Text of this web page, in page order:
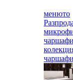
менюто
чаршафи
чаршафи